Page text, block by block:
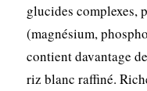
glucides complexes,
(magnésium,
contient davantage
riz blanc raffiné.